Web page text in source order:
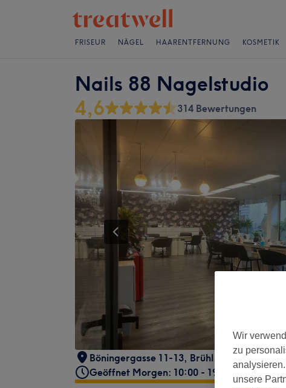
FRISEUR NÄGEL HAARENTFERNUNG KOSMETIK
Nails 88 Nagelstudio
4,6 314 Bewertungen
Böningergasse 11-13, Brühl
50321
Geöffnet Morgen: 10:00 - 19:00
Wir
zu
unsere